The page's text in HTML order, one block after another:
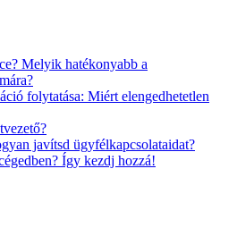
Melyik hatékonyabb a
folytatása: Miért elengedhetetlen
javítsd ügyfélkapcsolataidat?
Így kezdj hozzá!